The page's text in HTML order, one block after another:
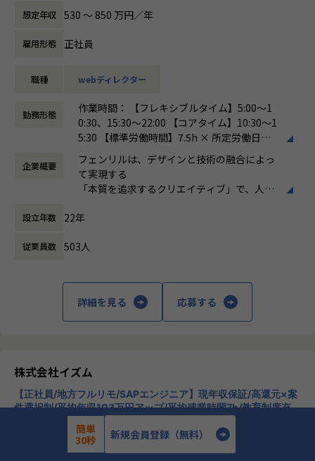
■就業環境：
配属拠点オフィスへの出社、もしくは自宅でのリモートワー
クを選択可能となっております。
午前はリモートで午後は出社する、お子様の送り迎えや通院
会社内での全ての業務
私は、みなさんの秘密を守ります。
従業員との約束
切な資源です。
その異なった能力が融合することで、「フェ
ンリルならでは」を生み出せると信じていま
す。
そのために、「互いの違いを尊重し、クリエ
イティブに集中できる環境」を整備します。
どのデジタルメディア通し、新しいだけではなく「人間味」
を大切にしたデザイン／サービスを生み出していきます。
世の中の「体験」をより良く変えるため、UX／UIの知見を生
かした設計／ビジュアルデザインはもちろん、ユーザー視点
インしております。
■具体的には：
スマートフォンアプリ、ウェブサイトの制作ディレクショ
ン、アートディレクションをお任せします。
◎ユーザーニーズの理解／整理
◎営業／開発チームと連携しながらの顧客との要件整理
◎情報設計／UI設計／デザインのディレクション
行管理
務
■組織・チームカルチャー：
部門内にはディレクター／デザイナー／UXコンサルタント／
プランナー／マーケターなど約100名が在籍しており、プロ
があり、研鑽できる環境です。
半期毎のキックオフでは、毎回異なるテーマでセンター内の
コミュニケーションを強化しています。
前職がWebデザイナーという方も多く在籍しています。※ア
プリ未経験者多数
想定年収 530 〜 850 万円／年
雇用形態 正社員
職種 webディレクター
勤務形態
作業時間： 【フレキシブルタイム】5:00〜1
0:30、15:30〜22:00 【コアタイム】10:30〜1
5:30 【標準労働時間】7.5h × 所定労働日数 /
働き方：フレックス制（コアタイムあり）
時間外労働の有無： 有（月平均30時間）
休憩時間： 60分
企業概要
フェンリルは、デザインと技術の融合によっ
て実現する
「本質を追求するクリエイティブ」で、人々
ます。
のは、
ひとりの強い意志のもとに実現すること、
この3つです。
私は、フェンリルの想いも、ちょっとだけ大
切にします。
私は、自分がハピネスを感じたのなら、周り
にもハピネスを届けます。
私は、前例にとらわれることのないクリエイ
ティブを実践します。
私は、イメージとロジックを融合させ、アイ
設立年数 22年
従業員数 503人
詳細を見る 応募する
株式会社イズム
【正社員/地方フルリモ/SAPエンジニア】現年収保証/高還元×案
件選択制/平均年収103万円アップ/平均残業時間7h/教育制度充
のリモートワーク求人
簡単
30秒
新規会員登録（無料）